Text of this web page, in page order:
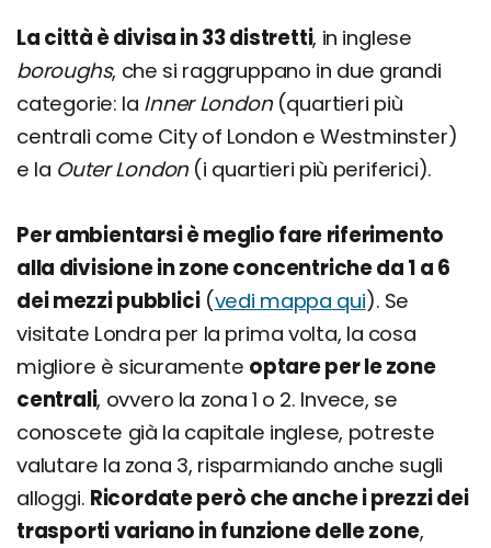
La città è divisa in 33 distretti, in inglese
boroughs, che si raggruppano in due grandi
categorie: la Inner London(quartieri più
centrali come City of London e Westminster)
e la Outer London(i quartieri più periferici).
Per ambientarsi è meglio fare riferimento
alla divisione in zone concentriche da 1 a 6
dei mezzi pubblici(vedi mappa qui). Se
visitate Londra per la prima volta, la cosa
migliore è sicuramente optare per le zone
centrali, ovvero la zona 1 o 2. Invece, se
conoscete già la capitale inglese, potreste
valutare la zona 3, risparmiando anche sugli
alloggi. Ricordate però che anche i prezzi dei
trasporti variano in funzione delle zone,